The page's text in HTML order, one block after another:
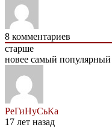
8 комментариев
старше
новее самый популярный
РеГиНуСьКа
17 лет назад